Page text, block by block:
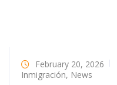
February 20, 2026
Inmigración, News